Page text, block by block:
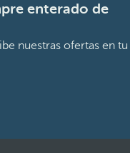
enterado de
nuestras ofertas en tu